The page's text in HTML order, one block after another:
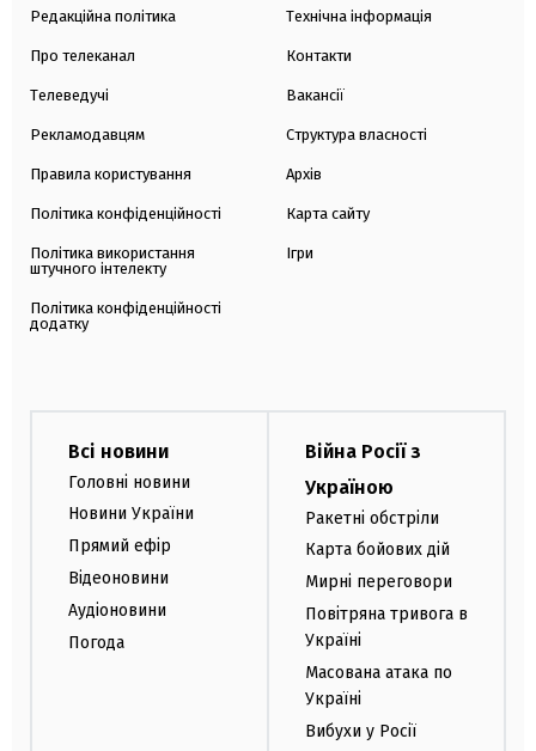
Редакційна політика
Про телеканал
Телеведучі
Рекламодавцям
Правила користування
Політика конфіденційності
Політика використання
штучного інтелекту
Політика конфіденційності
додатку
Технічна інформація
Контакти
Вакансії
Структура власності
Архів
Карта сайту
Ігри
Всі новини
Головні новини
Новини України
Прямий ефір
Відеоновини
Аудіоновини
Погода
Війна Росії з
Україною
Ракетні обстріли
Карта бойових дій
Мирні переговори
Повітряна тривога в
Україні
Масована атака по
Україні
Вибухи у Росії